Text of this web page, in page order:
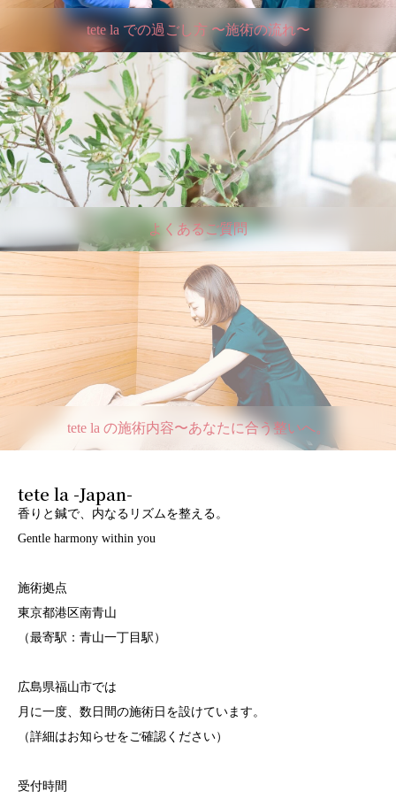
tete la での過ごし方 〜施術の流れ〜
よくあるご質問
tete la の施術内容〜あなたに合う整いへ。
tete la -Japan-
香りと鍼で、内なるリズムを整える。
Gentle harmony within you
施術拠点
東京都港区南青山
（最寄駅：青山一丁目駅）
広島県福山市では
月に一度、数日間の施術日を設けています。
（詳細はお知らせをご確認ください）
受付時間